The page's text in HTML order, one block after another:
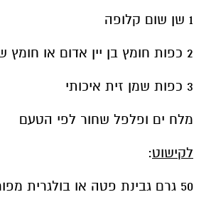
1 שן שום קלופה
2 כפות חומץ בן יין אדום או חומץ שרי
3 כפות שמן זית איכותי
מלח ים ופלפל שחור לפי הטעם
לקישוט:
50 גרם גבינת פטה או בולגרית מפוררת